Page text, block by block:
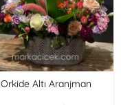
Orkide Altı Aranjman